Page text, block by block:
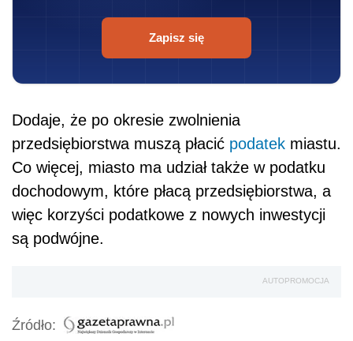
Zapisz się
Dodaje, że po okresie zwolnienia
przedsiębiorstwa muszą płacić podatek miastu.
Co więcej, miasto ma udział także w podatku
dochodowym, które płacą przedsiębiorstwa, a
więc korzyści podatkowe z nowych inwestycji
są podwójne.
AUTOPROMOCJA
Źródło: